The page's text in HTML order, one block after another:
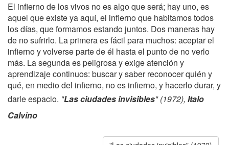
El infierno de los vivos no es algo que será; hay uno, es
aquel que existe ya aquí, el infierno que habitamos todos
los días, que formamos estando juntos. Dos maneras hay
de no sufrirlo. La primera es fácil para muchos: aceptar el
infierno y volverse parte de él hasta el punto de no verlo
más. La segunda es peligrosa y exige atención y
aprendizaje continuos: buscar y saber reconocer quién y
qué, en medio del infierno, no es infierno, y hacerlo durar, y
darle espacio. "Las ciudades invisibles" (1972), Italo
Calvino